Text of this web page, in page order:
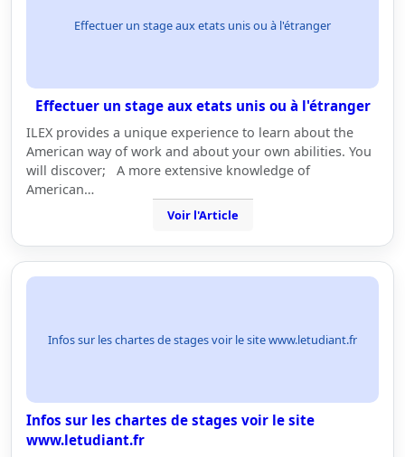
Effectuer un stage aux etats unis ou à l'étranger
Effectuer un stage aux etats unis ou à l'étranger
ILEX provides a unique experience to learn about the
American way of work and about your own abilities. You
will discover; A more extensive knowledge of
American…
Voir l'Article
Infos sur les chartes de stages voir le site www.letudiant.fr
Infos sur les chartes de stages voir le site
www.letudiant.fr